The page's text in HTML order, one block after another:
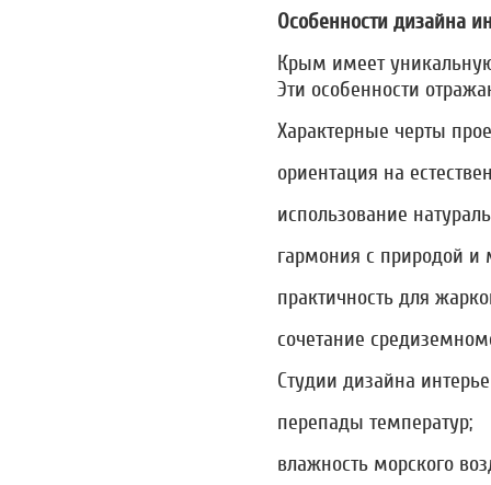
Особенности дизайна
Крым имеет
Эти особенности
Характерные черты
ориентация на
использование
гармония с природой
практичность для
сочетание
Студии дизайна
перепады температур;
влажность морского